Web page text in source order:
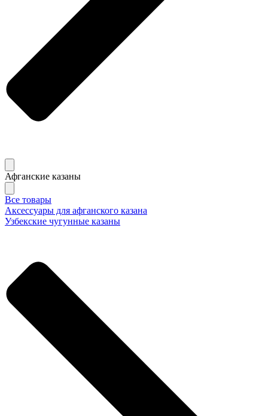
Афганские казаны
Все товары
Аксессуары для афганского казана
Узбекские чугунные казаны